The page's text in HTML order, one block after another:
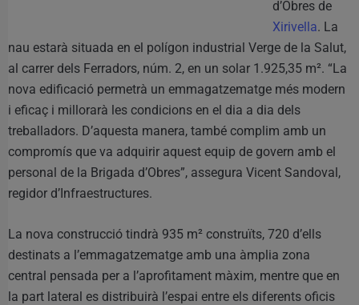
d’Obres de
Xirivella. La
nau estarà situada en el polígon industrial Verge de la Salut,
al carrer dels Ferradors, núm. 2, en un solar 1.925,35 m². “La
nova edificació permetrà un emmagatzematge més modern
i eficaç i millorarà les condicions en el dia a dia dels
treballadors. D’aquesta manera, també complim amb un
compromís que va adquirir aquest equip de govern amb el
personal de la Brigada d’Obres”, assegura Vicent Sandoval,
regidor d’Infraestructures.
La nova construcció tindrà 935 m² construïts, 720 d’ells
destinats a l’emmagatzematge amb una àmplia zona
central pensada per a l’aprofitament màxim, mentre que en
la part lateral es distribuirà l’espai entre els diferents oficis